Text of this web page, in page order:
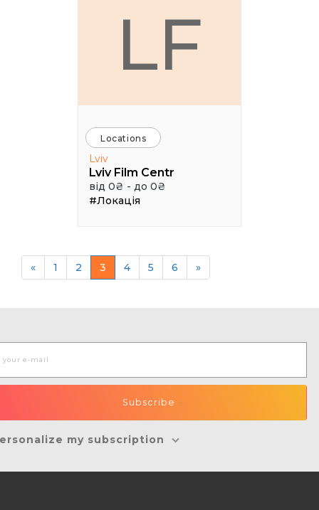
LF
Locations
Lviv
Lviv Film Centr
від 0₴ - до 0₴
#Локація
« 1 2 3 4 5 6 »
my subscription